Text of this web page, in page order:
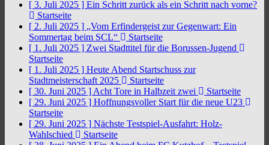
[ 3. Juli 2025 ] Ein Schritt zurück als ein Schritt nach vorne?
Startseite
[ 2. Juli 2025 ] „Vom Erfindergeist zur Gegenwart: Ein
Sommertag beim SCL“
Startseite
[ 1. Juli 2025 ] Zwei Stadttitel für die Borussen-Jugend
Startseite
[ 1. Juli 2025 ] Heute Abend Startschuss zur
Stadtmeisterschaft 2025
Startseite
[ 30. Juni 2025 ] Acht Tore in Halbzeit zwei
Startseite
[ 29. Juni 2025 ] Hoffnungsvoller Start für die neue U23
Startseite
[ 29. Juni 2025 ] Nächste Testspiel-Ausfahrt: Holz-
Wahlschied
Startseite